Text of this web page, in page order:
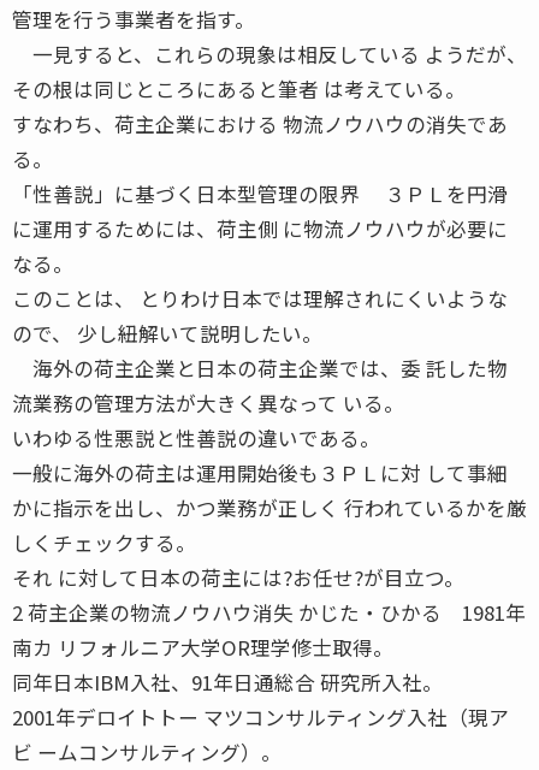
管理を行う事業者を指す。
一見すると、これらの現象は相反している ようだが、
その根は同じところにあると筆者 は考えている。
すなわち、荷主企業における 物流ノウハウの消失であ
る。
「性善説」に基づく日本型管理の限界 ３ＰＬを円滑
に運用するためには、荷主側 に物流ノウハウが必要に
なる。
このことは、 とりわけ日本では理解されにくいような
ので、 少し紐解いて説明したい。
海外の荷主企業と日本の荷主企業では、委 託した物
流業務の管理方法が大きく異なって いる。
いわゆる性悪説と性善説の違いである。
一般に海外の荷主は運用開始後も３ＰＬに対 して事細
かに指示を出し、かつ業務が正しく 行われているかを厳
しくチェックする。
それ に対して日本の荷主には?お任せ?が目立つ。
2 荷主企業の物流ノウハウ消失 かじた・ひかる 1981年
南カ リフォルニア大学OR理学修士取得。
同年日本IBM入社、91年日通総合 研究所入社。
2001年デロイトトー マツコンサルティング入社（現ア
ビ ームコンサルティング）。